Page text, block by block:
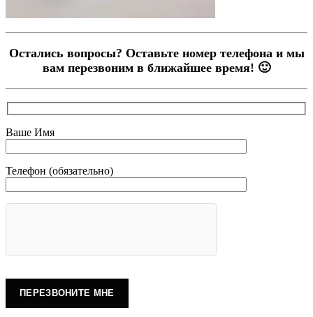
Остались вопросы? Оставьте номер телефона и мы
вам перезвоним в ближайшее время! 🙂
Ваше Имя
Телефон (обязательно)